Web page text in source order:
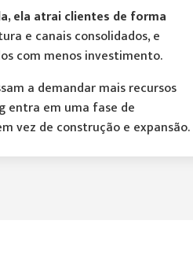
ela atrai clientes de forma
e canais consolidados, e
com menos investimento.
a demandar mais recursos
entra em uma fase de
vez de construção e expansão.